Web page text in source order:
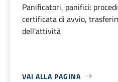
Panificatori, panifici:
certificata di avvio,
dell'attività
VAI ALLA PAGINA